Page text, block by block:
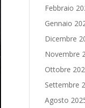
Febbraio
Gennaio
Dicembre
Novembre
Ottobre
Settembre
Agosto